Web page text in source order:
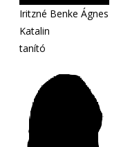
Iritzné Benke Ágnes
Katalin
tanító